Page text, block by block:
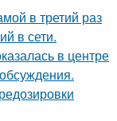
в третий раз
в сети.
в центре